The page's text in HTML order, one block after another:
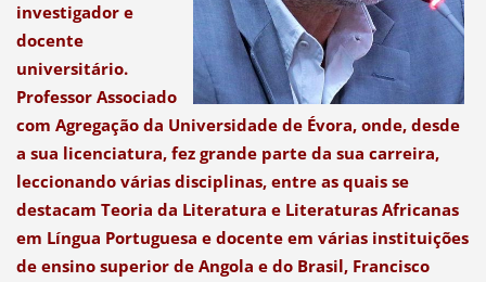
investigador e
docente
universitário.
Professor Associado
com Agregação da Universidade de Évora, onde, desde
a sua licenciatura, fez grande parte da sua carreira,
leccionando várias disciplinas, entre as quais se
destacam Teoria da Literatura e Literaturas Africanas
em Língua Portuguesa e docente em várias instituições
de ensino superior de Angola e do Brasil, Francisco